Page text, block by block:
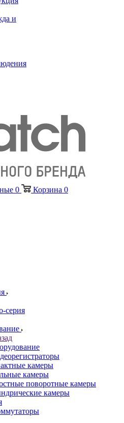
и
0 Корзина 0
серия
камеры
камеры
поворотные камеры
камеры